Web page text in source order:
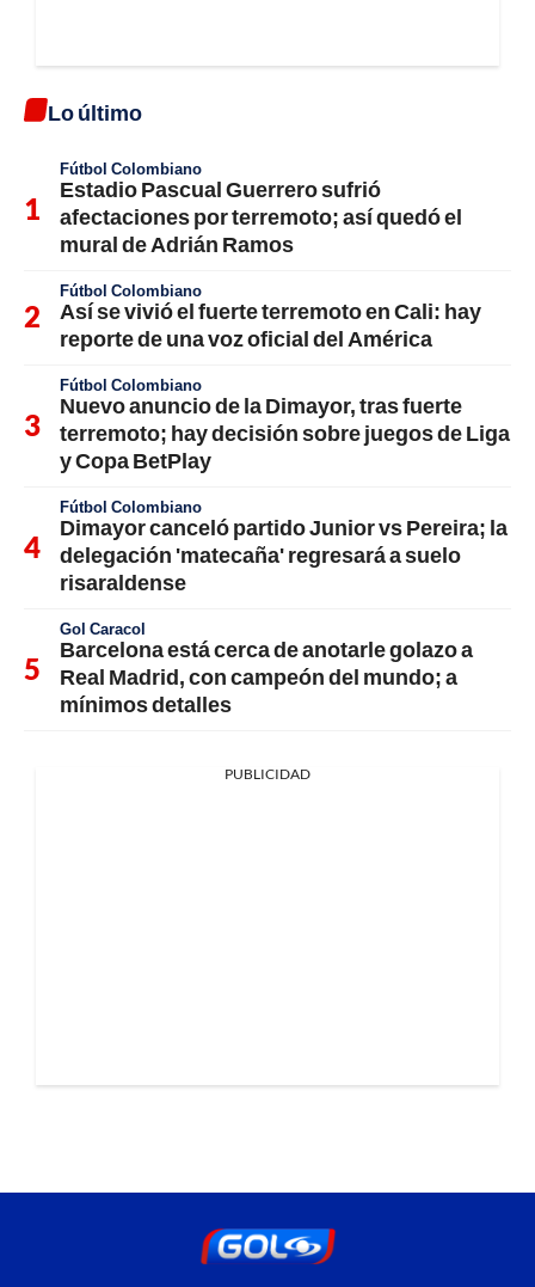
Lo último
Fútbol Colombiano
Estadio Pascual Guerrero sufrió
afectaciones por terremoto; así quedó el
mural de Adrián Ramos
Fútbol Colombiano
Así se vivió el fuerte terremoto en Cali: hay
reporte de una voz oficial del América
Fútbol Colombiano
Nuevo anuncio de la Dimayor, tras fuerte
terremoto; hay decisión sobre juegos de Liga
y Copa BetPlay
Fútbol Colombiano
Dimayor canceló partido Junior vs Pereira; la
delegación 'matecaña' regresará a suelo
risaraldense
Gol Caracol
Barcelona está cerca de anotarle golazo a
Real Madrid, con campeón del mundo; a
mínimos detalles
PUBLICIDAD